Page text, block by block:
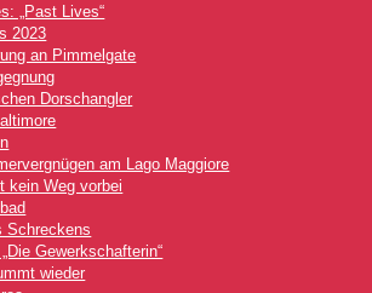
„Past Lives“
2023
an Pimmelgate
Dorschangler
am Lago Maggiore
kein Weg vorbei
Schreckens
Gewerkschafterin“
wieder